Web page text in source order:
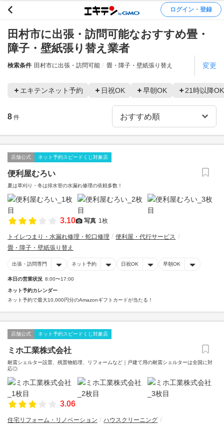
ログイン・登録
田村市に出張・訪問可能なおすすめ畳・
障子・壁紙張り替え業者
検索条件 田村市に出張・訪問可能 畳・障子・壁紙張り替え 変更
エキテンネット予約 日祝OK 早朝OK 21時以降OK
8 件
店舗公式 ネット予約スピードくじ対象店
便利屋むろい
夏は草刈り・冬は排水管の水漏れ修理の依頼多数！
3.10 写真 1枚
トイレつまり・水漏れ修理・蛇口修理
便利屋・代行サービス
畳・障子・壁紙張り替え
出張・訪問専門 ネット予約 日祝OK 早朝OK
本日の営業状況 8:00〜17:00
ネット予約カレンダー
ネット予約で最大10,000円分のAmazonギフトカードが当たる！
店舗公式 ネット予約スピードくじ対象店
ミホ工業株式会社
耐震シェルター設置、残置物処理、リフォームなど｜戸建て用の耐震シェルターは全国に対
応◎
3.06
住宅リフォーム・リノベーション
ハウスクリーニング